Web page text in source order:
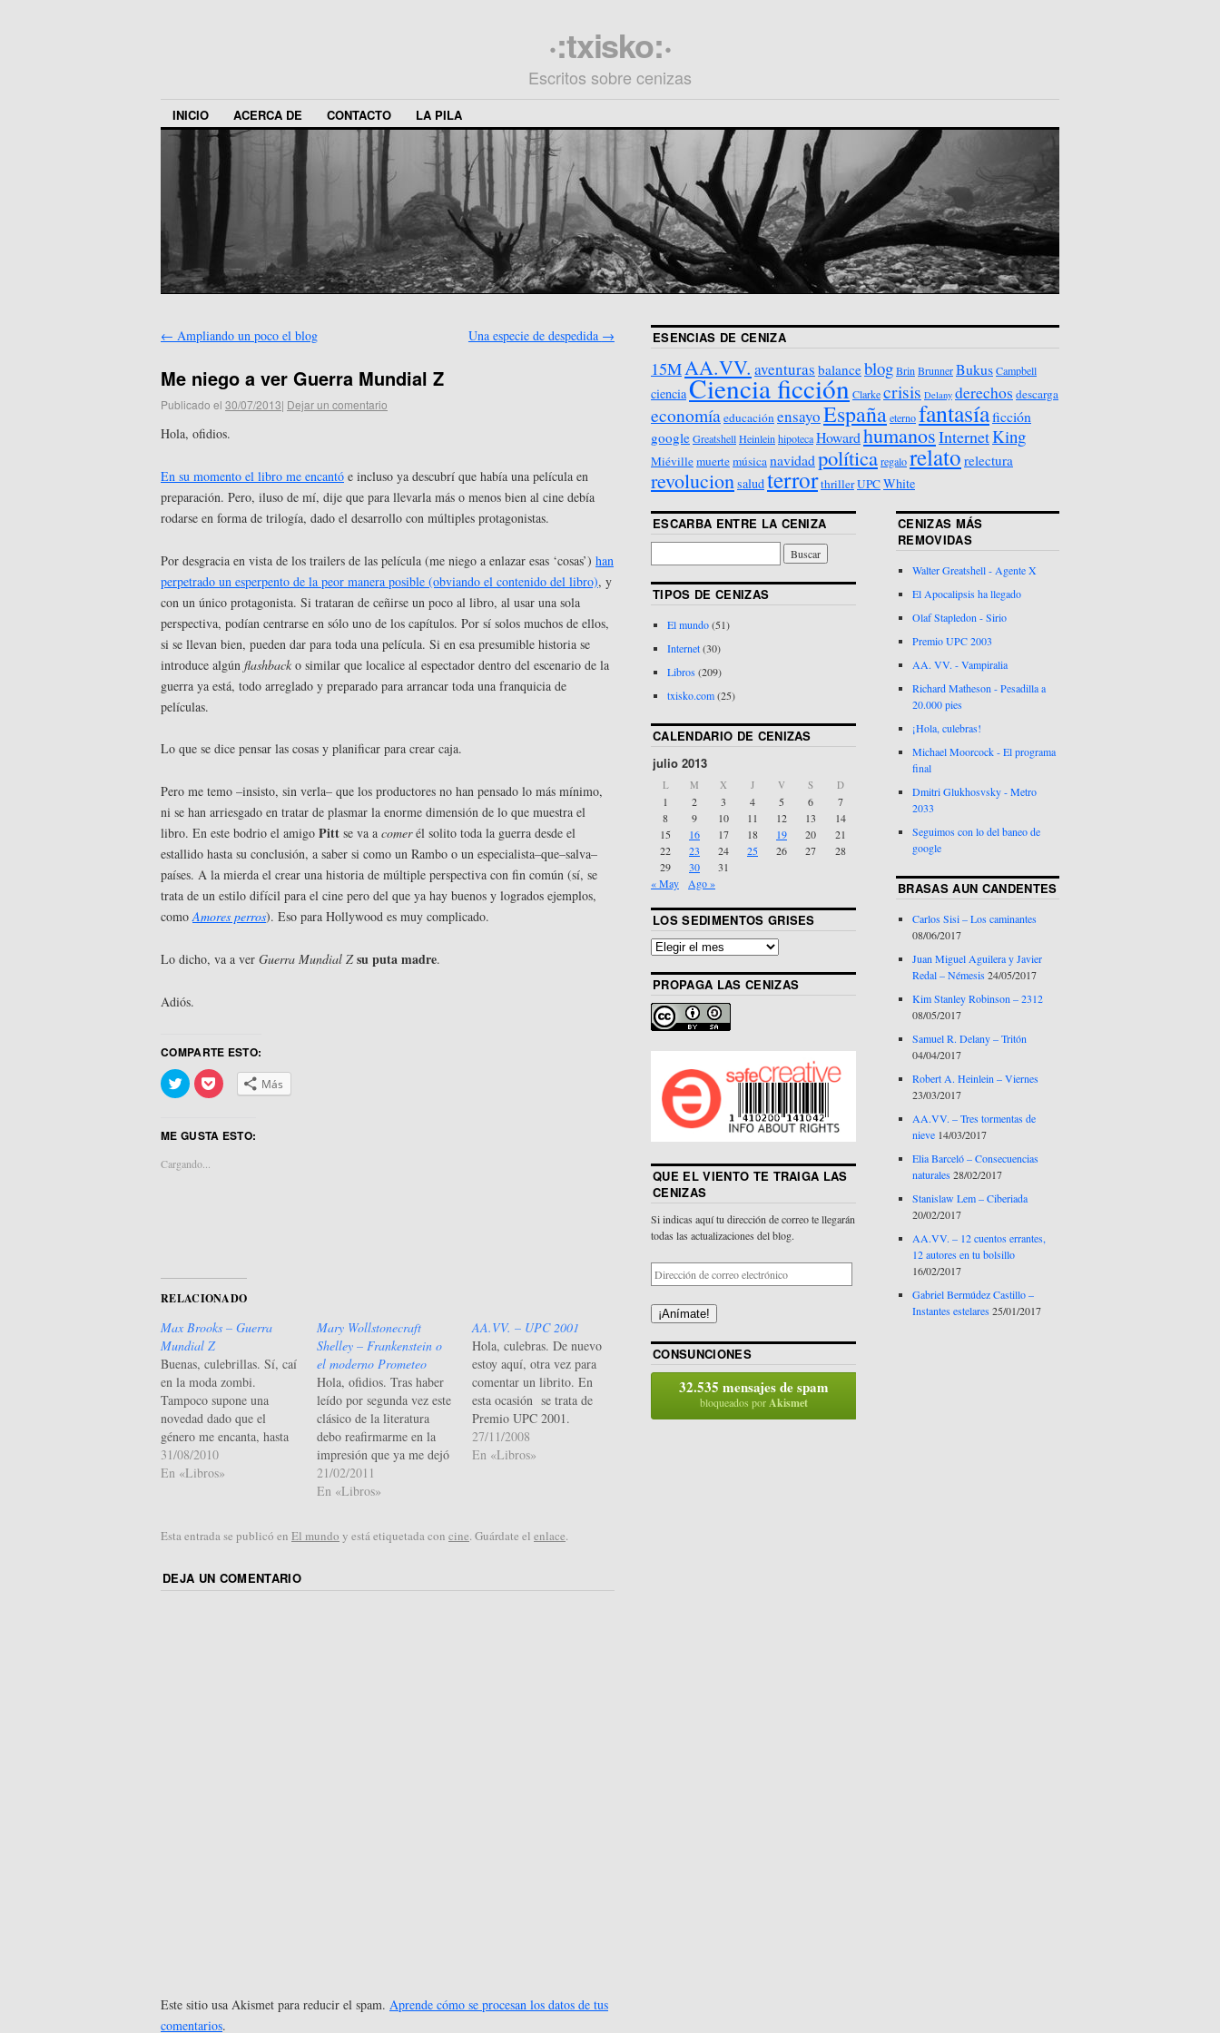
·:txisko:·
Escritos sobre cenizas
INICIO ACERCA DE CONTACTO LA PILA
← Ampliando un poco el blog Una especie de despedida →
Me niego a ver Guerra Mundial Z
Publicado el 30/07/2013| Dejar un comentario
Hola, ofidios.
En su momento el libro me encantó e incluso ya descubrí que había una película en
preparación. Pero, iluso de mí, dije que para llevarla más o menos bien al cine debía
rodarse en forma de trilogía, dado el desarrollo con múltiples protagonistas.
Por desgracia en vista de los trailers de las película (me niego a enlazar esas ‘cosas’) han
perpetrado un esperpento de la peor manera posible (obviando el contenido del libro), y
con un único protagonista. Si trataran de ceñirse un poco al libro, al usar una sola
perspectiva, podían centrarse en sólo uno de los capítulos. Por sí solos muchos de ellos,
si se llevan bien, pueden dar para toda una película. Si en esa presumible historia se
introduce algún flashback o similar que localice al espectador dentro del escenario de la
guerra ya está, todo arreglado y preparado para arrancar toda una franquicia de
películas.
Lo que se dice pensar las cosas y planificar para crear caja.
Pero me temo –insisto, sin verla– que los productores no han pensado lo más mínimo,
ni se han arriesgado en tratar de plasmar la enorme dimensión de lo que muestra el
libro. En este bodrio el amigo Pitt se va a comerél solito toda la guerra desde el
estallido hasta su conclusión, a saber si como un Rambo o un especialista–que–salva–
países. A la mierda el crear una historia de múltiple perspectiva con fin común (sí, se
trata de un estilo difícil para el cine pero del que ya hay buenos y logrados ejemplos,
comoAmores perros). Eso para Hollywood es muy complicado.
Lo dicho, va a ver Guerra Mundial Z su puta madre.
Adiós.
COMPARTE ESTO:
Haz
clic
para
Twitter
abre
en
Haz
clic
Pocket
Más
ME GUSTA ESTO:
Cargando...
RELACIONADO
Max Brooks – Guerra
Mundial Z
Buenas, culebrillas. Sí, caí
en la moda zombi.
Tampoco supone una
novedad dado que el
género me encanta, hasta
el punto de verme las tres
películas de la saga
me atrae lo más mínimo,
31/08/2010
En «Libros»
Mary Wollstonecraft
Shelley – Frankenstein o
el moderno Prometeo
Hola, ofidios. Tras haber
leído por segunda vez este
clásico de la literatura
debo reafirmarme en la
impresión que ya me dejó
hace años: nos
encontramos ante un libro
tratamiento que hace del
21/02/2011
En «Libros»
AA.VV. – UPC 2001
Hola, culebras. De nuevo
estoy aquí, otra vez para
comentar un librito. En
esta ocasión se trata de
Premio UPC 2001.
Empecemos con la
minirreseña de cinco
inconsistente, al tema.
27/11/2008
En «Libros»
Esta entrada se publicó en El mundo y está etiquetada con cine. Guárdate el enlace.
DEJA UN COMENTARIO
Este sitio usa Akismet para reducir el spam. Aprende cómo se procesan los datos de tus
comentarios.
ESENCIAS DE CENIZA
15MAA.VV. aventuras balanceblogBrinBrunnerBukusCampbell
cienciaCiencia ficciónClarkecrisis Delany derechos descarga
economíaeducaciónensayoEspañaeternofantasíaficción
googleGreatshellHeinleinhipotecaHowardhumanosInternetKing
Miévillemuertemúsicanavidadpolíticaregalorelato relectura
revolucion saludterrorthrillerUPCWhite
ESCARBA ENTRE LA CENIZA
TIPOS DE CENIZAS
El mundo(51)
Internet(30)
Libros(209)
txisko.com(25)
CALENDARIO DE CENIZAS
julio 2013
L M X J V S D
1 2 3 4 5 6
7
8
9 10 11 12 13
14
15
16 17 18 19 20
21
22
23 24 25 26 27
28
29
30
31
« May
Ago »
LOS SEDIMENTOS GRISES
PROPAGA LAS CENIZAS
QUE EL VIENTO TE TRAIGA LAS
CENIZAS
Si indicas aquí tu dirección de correo te llegarán
todas las actualizaciones del blog.
¡Anímate!
CONSUNCIONES
32.535 mensajes de spam
bloqueados porAkismet
CENIZAS MÁS
REMOVIDAS
Walter Greatshell - Agente X
El Apocalipsis ha llegado
Olaf Stapledon - Sirio
Premio UPC 2003
AA. VV. - Vampiralia
Richard Matheson - Pesadilla a
20.000 pies
¡Hola, culebras!
Michael Moorcock - El programa
final
Dmitri Glukhosvsky - Metro
2033
Seguimos con lo del baneo de
google
BRASAS AUN CANDENTES
Carlos Sisi – Los caminantes
08/06/2017
Juan Miguel Aguilera y Javier
Redal – Némesis24/05/2017
Kim Stanley Robinson – 2312
08/05/2017
Samuel R. Delany – Tritón
04/04/2017
Robert A. Heinlein – Viernes
23/03/2017
AA.VV. – Tres tormentas de
nieve 14/03/2017
Elia Barceló – Consecuencias
naturales28/02/2017
Stanislaw Lem – Ciberiada
20/02/2017
AA.VV. – 12 cuentos errantes,
12 autores en tu bolsillo
16/02/2017
Gabriel Bermúdez Castillo –
Instantes estelares25/01/2017